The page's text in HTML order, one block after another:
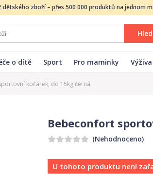
dětského zboží – přes 500 000 produktů na jednom
o dítě Sport Pro maminky Výživa
kočárek, do 15kg černá
Bebeconfort
(Nehodnoceno)
U tohoto produktu není